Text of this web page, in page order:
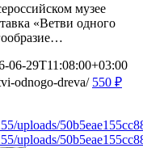
музее
«Ветви одного
06-29T11:08:00+03:00
odnogo-dreva/ 550 ₽
uploads/
uploads/